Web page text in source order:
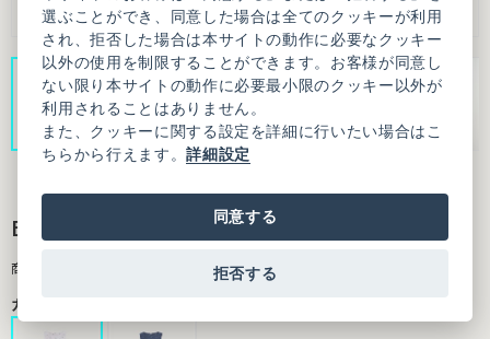
Buttercup apron dress
商品番号：7001OP009261F01
カラー
選ぶことができ、同意した場合は全てのクッキーが利用
され、拒否した場合は本サイトの動作に必要なクッキー
以外の使用を制限することができます。お客様が同意し
ない限り本サイトの動作に必要最小限のクッキー以外が
利用されることはありません。
また、クッキーに関する設定を詳細に行いたい場合はこ
ちらから行えます。詳細設定
同意する
拒否する